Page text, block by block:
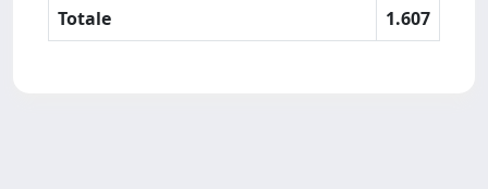
Totale 1.607